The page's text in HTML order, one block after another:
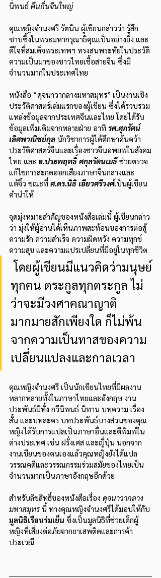
นิพนธ์ คืนถิ่นจีนใหญ่
คุณหญิงจำนงศรี รัตนิน ผู้เขียนกล่าวว่า รู้สึก
ซาบซึ้งในพระมหากรุณาธิคุณเป็นอย่างยิ่ง และ
ดีใจที่สมเด็จพระเทพฯ ทรงสนพระทัยในประวัติ
ความเป็นมาของชาวไทยเชื้อสายจีน ซึ่งมี
จำนวนมากในประเทศไทย
หนังสือ “ดุจนาวากลางมหาสมุทร” เป็นงานเชิง
ประวัติศาสตร์เล่มแรกของผู้เขียน ซึ่งได้รวบรวม
แหล่งข้อมูลจากประเทศจีนและไทย โดยได้รับ
ข้อมูลเพิ่มเติมจากหลายฝ่าย อาทิ รศ.ศุภรัตน์
เลิศพาณิชย์กุล นักวิชาการผู้ได้ศึกษาค้นคว้า
ประวัติศาสตร์จีนและเรื่องชาวจีนอพยพในสังคม
ไทย และ อ.ประพฤทธิ์ ศกุลรัตนเมธี ช่วยตรวจ
แก้ไขการสะกดออกเสียงภาษาจีนกลางและ
แต้จิ๋ว ขณะที่ ศ.ดร.นิธิ เอียวศรีวงศ์เป็นผู้เขียน
คำนำให้
จุดมุ่งหมายสำคัญของหนังสือเล่มนี้ ผู้เขียนกล่าว
ว่า มุ่งให้ผู้อ่านได้เห็นภาพสะท้อนของการต่อสู้
ความรัก ความสำเร็จ ความผิดหวัง ความทุกข์
ความสุข และความแปรเปลี่ยนที่มีอยู่ในทุกชีวิต
โดยผู้เขียนมีแนวคิดว่ามนุษย์
ทุกคน ตระกูลทุกตระกูล ไม่
ว่าจะมีวงศาคณาญาติ
มากมายสักเพียงใด ก็ไม่พ้น
จากความเป็นทาสของความ
เปลี่ยนแปลงและกาลเวลา
คุณหญิงจำนงศรี เป็นนักเขียนไทยที่มีผลงาน
หลากหลายทั้งในภาษาไทยและอังกฤษ งาน
ประพันธ์มีทั้ง กวีนิพนธ์ นิทาน บทความ เรื่อง
สั้น และบทละคร บทประพันธ์บางส่วนของคุณ
หญิงได้รับการแปลเป็นภาษาอื่นและตีพิมพ์ใน
ต่างประเทศ เช่น ฝรั่งเศส และญี่ปุ่น นอกจาก
งานเขียนของตนเองแล้วคุณหญิงยังได้แปล
วรรณคดีและวรรณกรรมร่วมสมัยของไทยเป็น
จำนวนมากเป็นภาษาอังกฤษอีกด้วย
สำหรับลิขสิทธิ์ของหนังสือเรื่อง ดุจนาวากลาง
มหาสมุทร นี้ ทางคุณหญิงจำนงศรีได้มอบให้กับ
มูลนิธิเรือนร่มเย็น ซึ่งเป็นมูลนิธิที่ช่วยเด็กผู้
หญิงที่เสี่ยงต่อภัยจากยาเสพติดและการค้า
ประเวณี